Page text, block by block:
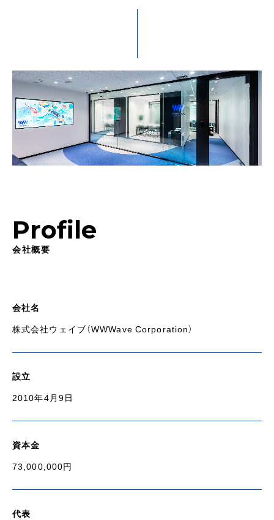
Profile
会社概要
会社名
株式会社ウェイブ（WWWave Corporation）
設立
2010年4月9日
資本金
73,000,000円
代表